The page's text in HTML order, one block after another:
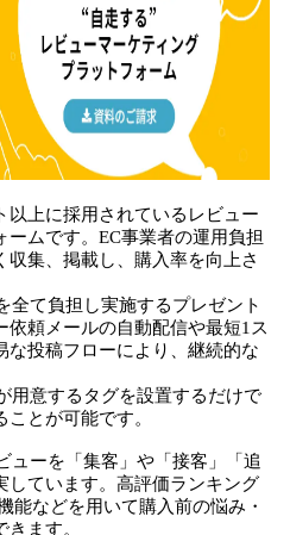
以上に採用されているレビュー
ムです。EC事業者の運用負担
収集、掲載し、購入率を向上さ
全て負担し実施するプレゼント
依頼メールの自動配信や最短1ス
な投稿フローにより、継続的な
用意するタグを設置するだけで
とが可能です。
ューを「集客」や「接客」「追
しています。高評価ランキング
能などを用いて購入前の悩み・
ます。